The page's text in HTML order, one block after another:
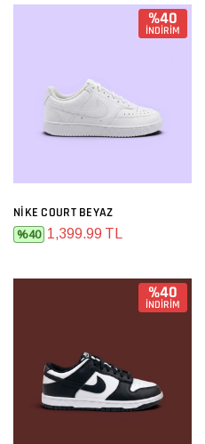
%40
İNDİRİM
NIKE COURT BEYAZ
%40 1,399.99 TL
%40
İNDİRİM